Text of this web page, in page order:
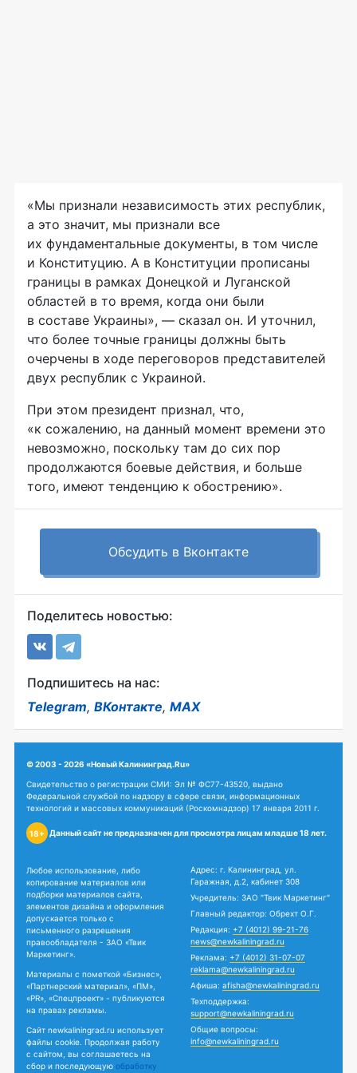
«Мы признали независимость этих республик,
а это значит, мы признали все
их фундаментальные документы, в том числе
и Конституцию. А в Конституции прописаны
границы в рамках Донецкой и Луганской
областей в то время, когда они были
в составе Украины», — сказал он. И уточнил,
что более точные границы должны быть
очерчены в ходе переговоров представителей
двух республик с Украиной.
При этом президент признал, что,
«к сожалению, на данный момент времени это
невозможно, поскольку там до сих пор
продолжаются боевые действия, и больше
того, имеют тенденцию к обострению».
Обсудить в Вконтакте
Поделитесь новостью:
Подпишитесь на нас:
Telegram, ВКонтакте, MAX
© 2003 - 2026 «Новый Калининград.Ru»
Свидетельство о регистрации СМИ: Эл № ФС77-43520, выдано
Федеральной службой по надзору в сфере связи, информационных
технологий и массовых коммуникаций (Роскомнадзор) 17 января 2011 г.
18+ Данный сайт не предназначен для просмотра лицам младше 18 лет.
Любое использование, либо
копирование материалов или
подборки материалов сайта,
элементов дизайна и оформления
допускается только с
письменного разрешения
правообладателя - ЗАО «Твик
Маркетинг».
Материалы с пометкой «Бизнес»,
«Партнерский материал», «ПМ»,
«PR», «Спецпроект» - публикуются
на правах рекламы.
Сайт newkaliningrad.ru использует
файлы cookie. Продолжая работу
с сайтом, вы соглашаетесь на
сбор и последующую обработку
Адрес: г. Калининград, ул.
Гаражная, д.2, кабинет 308
Учредитель: ЗАО "Твик Маркетинг"
Главный редактор: Обрехт О.Г.
Редакция: +7 (4012) 99-21-76
news@newkaliningrad.ru
Реклама: +7 (4012) 31-07-07
reklama@newkaliningrad.ru
Афиша: afisha@newkaliningrad.ru
Техподдержка:
support@newkaliningrad.ru
Общие вопросы:
info@newkaliningrad.ru